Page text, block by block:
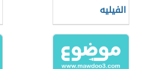
الفيليه